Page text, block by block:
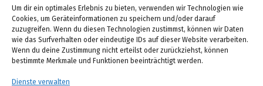
Um dir ein optimales Erlebnis zu bieten, verwenden wir Technologien wie
Cookies, um Geräteinformationen zu speichern und/oder darauf
zuzugreifen. Wenn du diesen Technologien zustimmst, können wir Daten
wie das Surfverhalten oder eindeutige IDs auf dieser Website verarbeiten.
Wenn du deine Zustimmung nicht erteilst oder zurückziehst, können
bestimmte Merkmale und Funktionen beeinträchtigt werden.
Dienste verwalten
Cookie-Richtlinie (EU)
Datenschutz